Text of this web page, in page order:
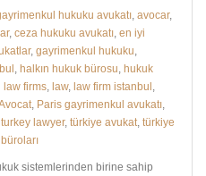
hukuku avukatı avocar,
, ceza hukuku avukatı en iyi
, gayrimenkul hukuku
halkın hukuk bürosu hukuk
law firms law, law firm istanbul
Paris gayrimenkul avukatı
turkey lawyer, türkiye avukat türkiye
sistemlerinden birine sahip